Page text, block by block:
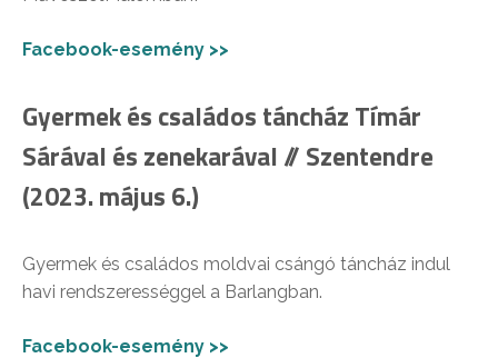
Facebook-esemény >>
Gyermek és családos táncház Tímár
Sárával és zenekarával // Szentendre
(2023. május 6.)
Gyermek és családos moldvai csángó táncház indul
havi rendszerességgel a Barlangban.
Facebook-esemény >>